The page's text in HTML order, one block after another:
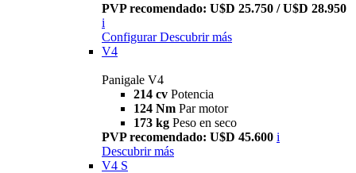
PVP recomendado: U$D 25.750 / U$D 28.950
i
Configurar Descubrir más
V4
Panigale V4
214 cv Potencia
124 Nm Par motor
173 kg Peso en seco
PVP recomendado: U$D 45.600 i
Descubrir más
V4 S